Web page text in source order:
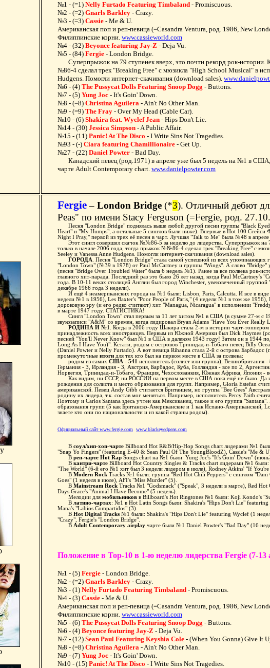
№1 - (=1)Nelly Furtado Featuring Timbaland- Promiscuous.
№2 - (=2)Gnarls Barkley- Crazy.
№3 - (=3)Cassie - Me & U.
Американская поп и реп-певица (=Casandra Ventura, род. 1986, New
Филиппинские корни.www.cassieworld.com
№4 - (32)Beyonce featuring Jay-Z- Deja Vu.
№5 - (84)Fergie- London Bridge.
Суперпрыжок на 79 ступенек вверх, это почти рекорд рок-
№86-4 сделал трек "Breaking Free" с мюзикла "High School Musical" в
Hudgens. Помогли интернет-скачивания (download sales).
№6 - (4)The Pussycat Dolls Featuring Snoop Dogg- Buttons.
№7 - (5)Yung Joc - It's Goin' Down.
№8 - (=8)Christina Aguilera- Ain't No Other Man.
№9 - (=9)The Fray- Over My Head (Cable Car).
№10 - (6)Shakira feat. Wyclef Jean - Hips Don't Lie.
№14 - (30)Jessica Simpson- A Public Affair.
№15 - (11)Panic! At The Disco- I Write Sins Not Tragedies.
№93 - (-)Ciara featuring Chamillionaire- Get Up.
№27 - (22)Daniel Powter- Bad Day.
Канадский певец (род.1971) в апреле уже был 5 недель на №1 в
чарте Adult Contemporary chart.www.danielpowter.com
Fergie–London Bridge (*3). Отличный дебют
Peas" по имени Stacy Ferguson (=Fergie, род.
Песня "London Bridge" поднялась выше любой другой песни группы "Black
Heart" и "My Humps", а остальные 5 синглов были ниже). Впервые в Hot 100
Night I Pray," первой из трех её песен в чарт. Лучшая "Talk to Me" была №48 в апреле
Этот сингл совершил скачок №№86-5 за неделю до лидерства. Суперпрыжок на
только в начале 2006 года, тогда прыжок №№86-4 сделал трек "Breaking Free" с
Seeley и Vanessa Anne Hudgens. Помогли интернет-скачивания (download sales).
ГОРОДА . Песня "London Bridge" стала самой успешной из всех
"London Town" (№39 в 1978) от Paul McCartney и группы "Wings". А слово
(песня "Bridge Over Troubled Water" была 6 недель №1). Ранее за все полвека рок-
главного хит-парада. Последний раз это было 26 лет назад, когда Paul
года. В 10-11 веках столицей Англии был город Winchester, увековеченный
декабре 1966 года 3 недели).
И ещё 4 неамериканских города на №1 были: Lisbon, Paris, Calcutta. И все в виде
недели №1 в 1956), Les Baxter's "Poor People of Paris," (4 недели №1 в том же
дороковую эру (и его редко считают) хит "Managua, Nicaragua" в исполнении
в марте 1947 году. СТАТИСТИКА!
Сингл "London Town" стал первым за 11 лет хитом №1 в США (в сумме 27-м с
звукозаписи "A&M" со времен, когда лидировал Bryan Adams "Have You Ever
РОДИНА И №1
. Когда в 2006 году Шакира стала 2-м в истории чарт-
принадлежность всех иностранцев. Первым из Южной Америки был Dick Haymes
песней "You'll Never Know" был №1 в США в далеком 1943 году! Затем он в 1944
Long As I Have You)". Кстати, родом с островов Тринидад-и-Тобаго певец Billy
(Daniel Powter и Nelly Furtado). А вот певица Rihanna стала 2-й с острова
промежуточныеитоги для тех кто был на первом месте в США за полвека:
родом из самихСША -541 исполнитель (солист или группа), Великобритания -
Германия - 3, Ирландия - 3, Австрия, Барбадос, Куба, Голландия - все по 2,
Норвегия, Тринидад-и-Тобаго, Франция, Чехослованкия, Южная Африка, Япония -
Как видим, ни СССР, ни РОССИИ на первом месте в США пока ещё не было. Да и
рождения для солиста и место образования для групп. Например, Gloria Estefan
американской. Певец Andy Gibb считается Британцем, но группа "Bee Gees"
родину их лидера, т.к. состав мог меняться. Например, исполнитель Percy Faith
Поэтому и Carlos Santana здесь учтен как Мексиканец, также и его группа
образования групп (5 как Британско-Американские и 1 как Испано-Американский,
знаете кто они по национальности и из какой страны родом).
Официальный сайт www.fergie.com www.blackeyedpeas.com
Всоул/хип-хоп-чарте Billboard Hot R&B/Hip-Hop Songs chart лидерами №1
"Snap Yo Fingers" (featuring E-40 & Sean Paul Of The YoungBloodZ), Cassie's "Me &
Вреп-чарте Hot Rap Songs chart на №1 были: Yung Joc's "It's Goin' Down"
Вкантри-чарте Billboard Hot Country Singles & Tracks chart лидерами №1 были:
"The World" (6-й его №1 хит был 3 недели лидером в июле), Rodney Atkins' "If
ВModern Rock Tracks №1 были: группа "Red Hot Chili Peppers" с синглом "Dani
Goes" (1 неделя в июле), AFI's "Miss Murder" (5).
ВMainstream Rock Tracks №1 "Godsmack" ("Speak", 3 недели в марте), Red
Days Grace's "Animal I Have Become" (5 недель).
Мелодии длямобильников в Billboard's Hot Ringtones №1 были: Koji Kondo's
Влатино-чартах: №1 в Hot Latin Songs были: Shakira's "Hips Don't Lie"
Mana's "Labios Compartidos" (3).
ВHot Digital Tracks№1 были: Shakira's "Hips Don't Lie" featuring Wyclef (1
"Crazy", Fergie's "London Bridge".
В Adult Contemporary airplay чарте были №1 Daniel Powter's "Bad Day" (16
Положение в Top-10 в 1-ю неделю лидерства Fergie (7-13
№1 - (5)Fergie- London Bridge.
№2 - (=2)Gnarls Barkley- Crazy.
№3 - (1)Nelly Furtado Featuring Timbaland- Promiscuous.
№4 - (3)Cassie - Me & U.
Американская поп и реп-певица (=Casandra Ventura, род. 1986, New
Филиппинские корни.www.cassieworld.com
№5 - (6)The Pussycat Dolls Featuring Snoop Dogg- Buttons.
№6 - (4)Beyonce featuring Jay-Z- Deja Vu.
№7 - (12)Sean Paul Featuring Keyshia Cole- (When You Gonna) Give It
№8 - (=8)Christina Aguilera- Ain't No Other Man.
№9 - (7)Yung Joc - It's Goin' Down.
№10 - (15)Panic! At The Disco- I Write Sins Not Tragedies.